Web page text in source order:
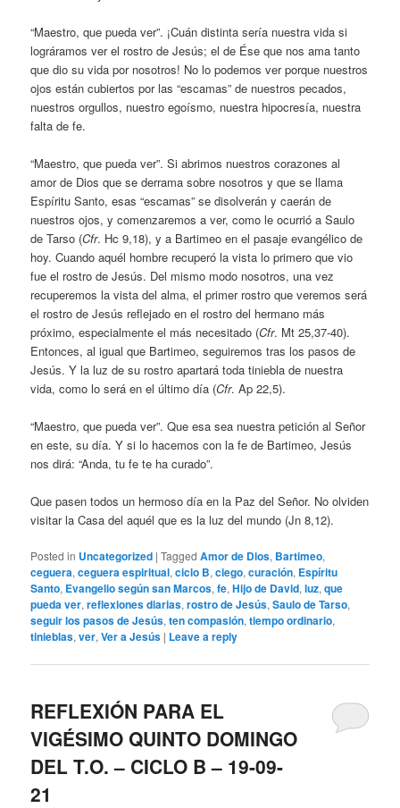
“Maestro, que pueda ver”. ¡Cuán distinta sería nuestra vida si
lográramos ver el rostro de Jesús; el de Ése que nos ama tanto
que dio su vida por nosotros! No lo podemos ver porque nuestros
ojos están cubiertos por las “escamas” de nuestros pecados,
nuestros orgullos, nuestro egoísmo, nuestra hipocresía, nuestra
falta de fe.
“Maestro, que pueda ver”. Si abrimos nuestros corazones al
amor de Dios que se derrama sobre nosotros y que se llama
Espíritu Santo, esas “escamas” se disolverán y caerán de
nuestros ojos, y comenzaremos a ver, como le ocurrió a Saulo
de Tarso (Cfr. Hc 9,18), y a Bartimeo en el pasaje evangélico de
hoy. Cuando aquél hombre recuperó la vista lo primero que vio
fue el rostro de Jesús. Del mismo modo nosotros, una vez
recuperemos la vista del alma, el primer rostro que veremos será
el rostro de Jesús reflejado en el rostro del hermano más
próximo, especialmente el más necesitado (Cfr. Mt 25,37-40).
Entonces, al igual que Bartimeo, seguiremos tras los pasos de
Jesús. Y la luz de su rostro apartará toda tiniebla de nuestra
vida, como lo será en el último día (Cfr. Ap 22,5).
“Maestro, que pueda ver”. Que esa sea nuestra petición al Señor
en este, su día. Y si lo hacemos con la fe de Bartimeo, Jesús
nos dirá: “Anda, tu fe te ha curado”.
Que pasen todos un hermoso día en la Paz del Señor. No olviden
visitar la Casa del aquél que es la luz del mundo (Jn 8,12).
Posted in Uncategorized |Tagged Amor de Dios, Bartimeo,
ceguera,ceguera espiritual,ciclo B,ciego,curación, Espíritu
Santo, Evangelio según san Marcos,fe,Hijo de David,luz,que
pueda ver,reflexiones diarias,rostro de Jesús,Saulo de Tarso,
seguir los pasos de Jesús,ten compasión,tiempo ordinario,
tinieblas,ver,Ver a Jesús | Leave a reply
REFLEXIÓN PARA EL
VIGÉSIMO QUINTO DOMINGO
DEL T.O. – CICLO B – 19-09-
21